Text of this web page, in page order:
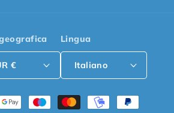
Italia | EUR €
Lingua
Italiano